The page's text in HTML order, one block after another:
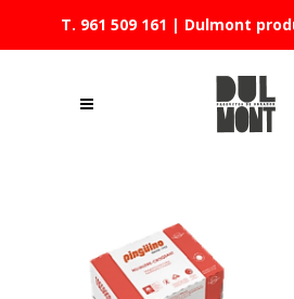
T. 961 509 161 | Dulmont